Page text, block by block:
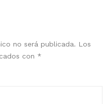
no será publicada. Los
con *